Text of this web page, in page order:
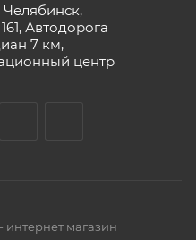
Челябинск,
Автодорога
7 км,
центр
интернет магазин